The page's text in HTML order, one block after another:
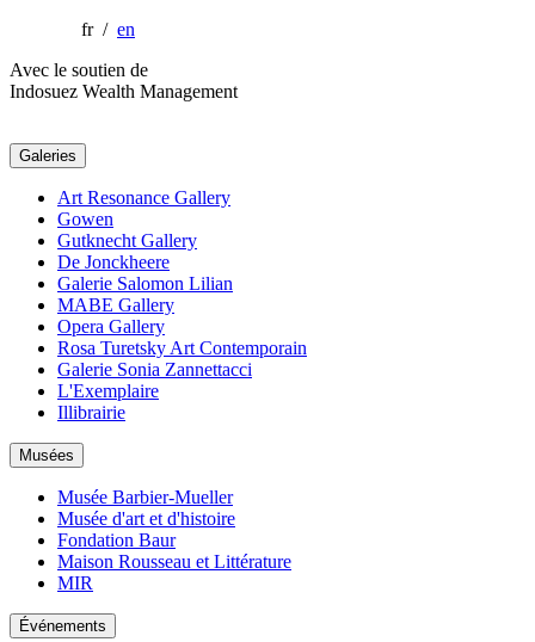
fr / en
Avec le soutien de
Indosuez Wealth Management
Galeries
Art Resonance Gallery
Gowen
Gutknecht Gallery
De Jonckheere
Galerie Salomon Lilian
MABE Gallery
Opera Gallery
Rosa Turetsky Art Contemporain
Galerie Sonia Zannettacci
L'Exemplaire
Illibrairie
Musées
Musée Barbier-Mueller
Musée d'art et d'histoire
Fondation Baur
Maison Rousseau et Littérature
MIR
Événements